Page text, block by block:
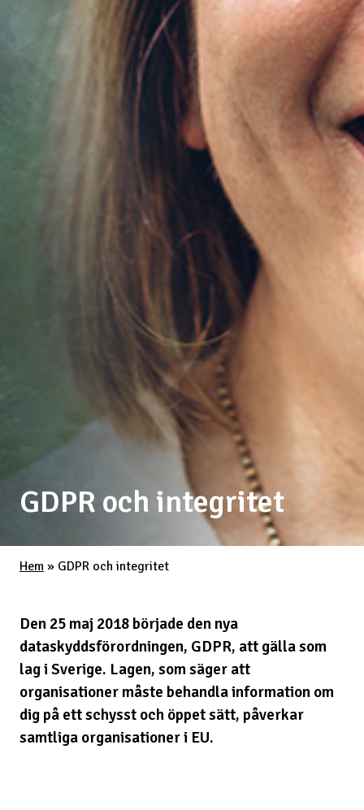
GDPR och integritet
Hem » GDPR och integritet
Den 25 maj 2018 började den nya
dataskyddsförordningen, GDPR, att gälla som
lag i Sverige. Lagen, som säger att
organisationer måste behandla information om
dig på ett schysst och öppet sätt, påverkar
samtliga organisationer i EU.